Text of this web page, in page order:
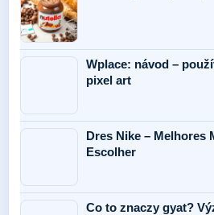
Wplace: návod –
pixel art
Dres Nike – Melhores
Escolher
Co to znaczy gyat?